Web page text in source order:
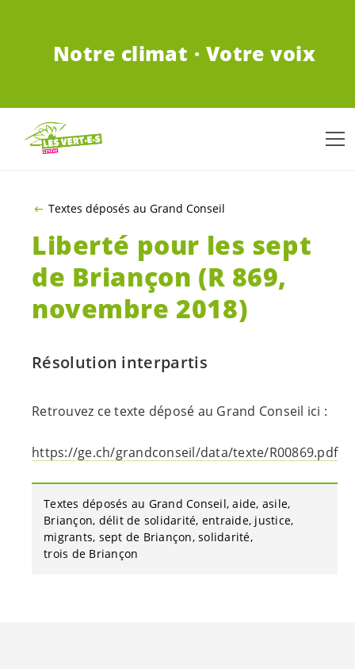
Notre climat · Votre voix
Textes déposés au Grand Conseil
Liberté pour les sept
de Briançon (R 869,
novembre 2018)
Résolution interpartis
Retrouvez ce texte déposé au Grand Conseil ici :
https://ge.ch/grandconseil/data/texte/R00869.pdf
Textes déposés au Grand Conseil aide asile
Briançon délit de solidarité entraide justice
migrants sept de Briançon solidarité
trois de Briançon